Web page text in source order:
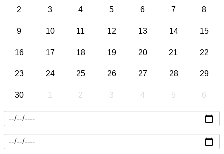
2 3 4 5 6 7 8
9 10 11 12 13 14 15
16 17 18 19 20 21 22
23 24 25 26 27 28 29
30 1 2 3 4 5 6